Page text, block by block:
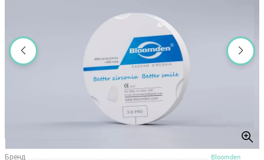
Бренд Bloomden